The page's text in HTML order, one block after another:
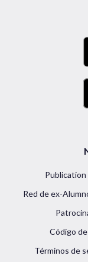
Red de ex-
Código
Términos de